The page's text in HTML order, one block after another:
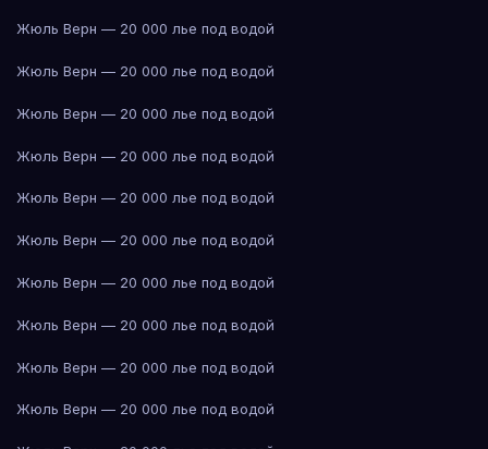
Жюль Верн — 20 000 лье под водой
Жюль Верн — 20 000 лье под водой
Жюль Верн — 20 000 лье под водой
Жюль Верн — 20 000 лье под водой
Жюль Верн — 20 000 лье под водой
Жюль Верн — 20 000 лье под водой
Жюль Верн — 20 000 лье под водой
Жюль Верн — 20 000 лье под водой
Жюль Верн — 20 000 лье под водой
Жюль Верн — 20 000 лье под водой